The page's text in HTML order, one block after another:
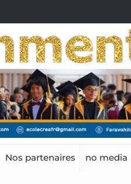
Nos partenaires no media